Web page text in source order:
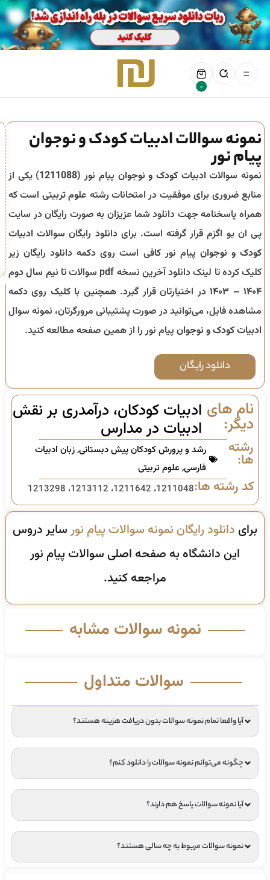
0
نمونه سوالات ادبیات کودک و نوجوان
پیام نور
نمونه سوالات ادبیات کودک و نوجوان پیام نور (1211088) یکی از
منابع ضروری برای موفقیت در امتحانات رشته علوم تربیتی است که
همراه پاسخنامه جهت دانلود شما عزیزان به صورت رایگان در سایت
پی ان یو اگزم قرار گرفته است. برای دانلود رایگان سوالات ادبیات
کودک و نوجوان پیام نور کافی است روی دکمه دانلود رایگان زیر
کلیک کرده تا لینک دانلود آخرین نسخه pdf سوالات تا
نیم سال دوم
۱۴۰۴ – ۱۴۰۳
در اختیارتان قرار گیرد. همچنین با کلیک روی دکمه
مشاهده فایل، می‌توانید در صورت پشتیبانی مرورگرتان، نمونه سوال
ادبیات کودک و نوجوان پیام نور را از همین صفحه مطالعه کنید.
دانلود رایگان
نام های
دیگر:
ادبیات کودکان، درآمدری بر نقش
ادبیات در مدارس
رشته
ها:
رشد و پرورش کودکان پیش دبستانی,زبان ادبیات
فارسی,علوم تربیتی
کد رشته ها:1211048، 1211642، 1213112، 1213298
برای دانلود رایگان نمونه سوالات پیام نورسایر دروس
این دانشگاه به صفحه اصلی سوالات پیام نور
مراجعه کنید.
نمونه سوالات مشابه
سوالات متداول
آیا واقعا تمام نمونه سوالات بدون دریافت هزینه هستند؟
چگونه می‌توانم نمونه سوالات را دانلود کنم؟
آیا نمونه سوالات پاسخ هم دارند؟
نمونه سوالات مربوط به چه سالی هستند؟